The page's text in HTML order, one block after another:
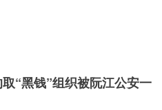
“黑钱”组织被阮江公安一